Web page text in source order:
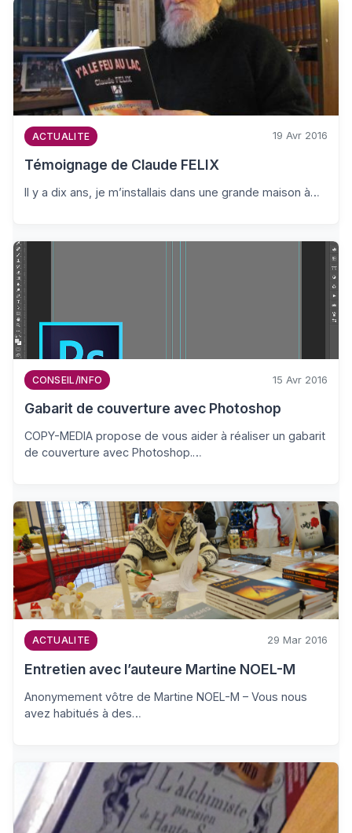
ACTUALITE 19 Avr 2016
Témoignage de Claude FELIX
Il y a dix ans, je m’installais dans une grande maison à…
CONSEIL/INFO 15 Avr 2016
Gabarit de couverture avec Photoshop
COPY-MEDIA propose de vous aider à réaliser un gabarit
de couverture avec Photoshop.…
ACTUALITE 29 Mar 2016
Entretien avec l’auteure Martine NOEL-M
Anonymement vôtre de Martine NOEL-M – Vous nous
avez habitués à des…